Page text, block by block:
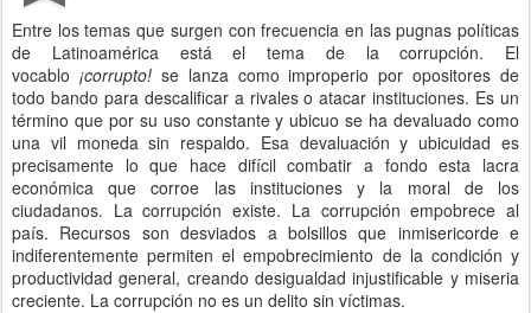
Entre los temas que surgen con frecuencia en las pugnas políticas
de Latinoamérica está el tema de la corrupción. El
vocablo ¡corrupto!se lanza como improperio por opositores de
todo bando para descalificar a rivales o atacar instituciones. Es un
término que por su uso constante y ubicuo se ha devaluado como
una vil moneda sin respaldo. Esa devaluación y ubicuidad es
precisamente lo que hace difícil combatir a fondo esta lacra
económica que corroe las instituciones y la moral de los
ciudadanos. La corrupción existe. La corrupción empobrece al
país. Recursos son desviados a bolsillos que inmisericorde e
indiferentemente permiten el empobrecimiento de la condición y
productividad general, creando desigualdad injustificable y miseria
creciente. La corrupción no es un delito sin víctimas.